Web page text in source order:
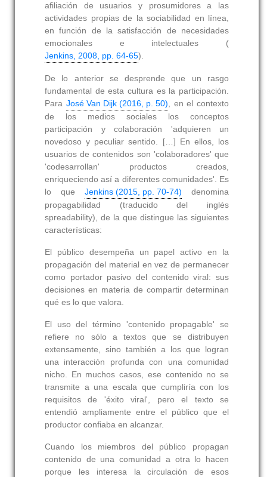
afiliación de usuarios y prosumidores a las
actividades propias de la sociabilidad en línea,
en función de la satisfacción de necesidades
emocionales e intelectuales (
Jenkins, 2008, pp. 64-65).
De lo anterior se desprende que un rasgo
fundamental de esta cultura es la participación.
Para José Van Dijk (2016, p. 50) , en el contexto
de los medios sociales los conceptos
participación y colaboración 'adquieren un
novedoso y peculiar sentido. […] En ellos, los
usuarios de contenidos son 'colaboradores' que
'codesarrollan' productos creados,
enriqueciendo así a diferentes comunidades'. Es
lo queJenkins (2015, pp. 70-74) denomina
propagabilidad (traducido del inglés
spreadability), de la que distingue las siguientes
características:
El público desempeña un papel activo en la
propagación del material en vez de permanecer
como portador pasivo del contenido viral: sus
decisiones en materia de compartir determinan
qué es lo que valora.
El uso del término 'contenido propagable' se
refiere no sólo a textos que se distribuyen
extensamente, sino también a los que logran
una interacción profunda con una comunidad
nicho. En muchos casos, ese contenido no se
transmite a una escala que cumpliría con los
requisitos de 'éxito viral', pero el texto se
entendió ampliamente entre el público que el
productor confiaba en alcanzar.
Cuando los miembros del público propagan
contenido de una comunidad a otra lo hacen
porque les interesa la circulación de esos